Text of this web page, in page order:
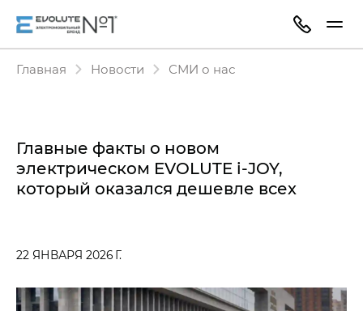
Главная Новости СМИ о нас
Главные факты о новом
электрическом EVOLUTE i‑JOY,
который оказался дешевле всех
22 ЯНВАРЯ 2026 Г.